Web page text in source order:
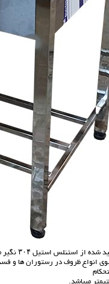
استیل ۳۰۴ نگیر می باشد.
انواع ظروف در رستوران ها و